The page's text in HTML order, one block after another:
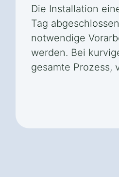
Die Installation
Tag
notwendige
werden. Bei
gesamte Prozess,